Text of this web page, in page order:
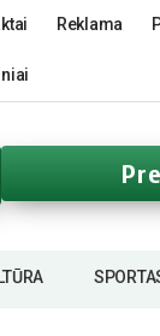
Reklama